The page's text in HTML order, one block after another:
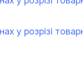
у розрізі